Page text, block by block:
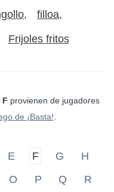
filloa
Frijoles fritos
F provienen de jugadores
de ¡Basta!
E F G
H
O P Q R